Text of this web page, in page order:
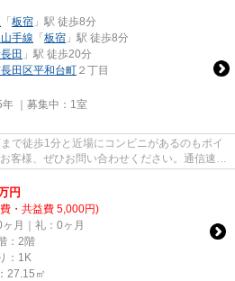
「 板宿 」駅 徒歩8分
手線 「 板宿 」駅 徒歩8分
田 」駅 徒歩20分
田区平和台町 ２丁目
｜募集中： 1室
で徒歩1分と近場にコンビニがあるのもポイ
客様、ぜひお問い合わせください。通信速度
円
・共益費 5,000円)
ヶ月｜礼：0ヶ月
：2階
：1K
27.15㎡